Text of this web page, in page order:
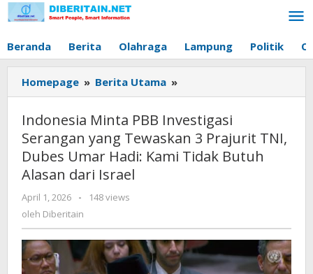
Lewati
ke
Beranda Berita Olahraga Lampung Politik
Homepage » Berita Utama »
Minta
PBB
Investigasi
Serangan
yang
Umar
Hadi:
Indonesia Minta PBB Investigasi
Serangan yang Tewaskan 3 Prajurit TNI,
Dubes Umar Hadi: Kami Tidak Butuh
Alasan dari Israel
April 1, 2026
oleh
Diberitain
-
148 views
oleh Diberitain